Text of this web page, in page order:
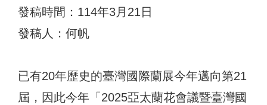
發稿時間：114年3月21日
發稿人：何帆
已有20年歷史的臺灣國際蘭展今年邁向第21
屆，因此今年「2025亞太蘭花會議暨臺灣國